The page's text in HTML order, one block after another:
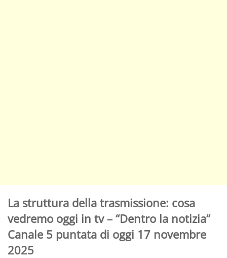
La struttura della trasmissione: cosa
vedremo oggi in tv – “Dentro la notizia”
Canale 5 puntata di oggi 17 novembre
2025